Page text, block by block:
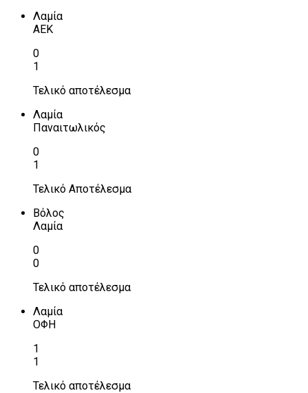
Λαμία
ΑΕΚ
0
1
Τελικό αποτέλεσμα
Λαμία
Παναιτωλικός
0
1
Τελικό Αποτέλεσμα
Βόλος
Λαμία
0
0
Τελικό αποτέλεσμα
Λαμία
ΟΦΗ
1
1
Τελικό αποτέλεσμα